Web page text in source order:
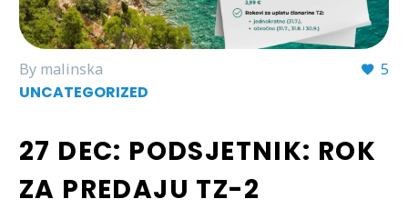
5
By malinska
UNCATEGORIZED
27 DEC: PODSJETNIK: ROK
ZA PREDAJU TZ-2